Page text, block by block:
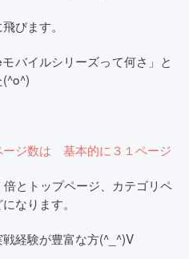
びます。
モバイルシリーズって何さ」 と
ージ数は 基本的に３１ページ
とトップページ、カテゴリペ
なります。
経験が豊富な方(^_^)V